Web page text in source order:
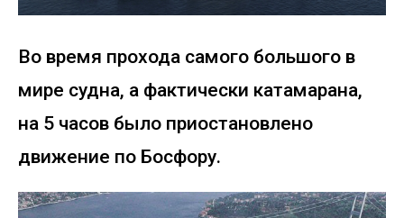
Во время прохода самого большого в
мире судна, а фактически катамарана,
на 5 часов было приостановлено
движение по Босфору.